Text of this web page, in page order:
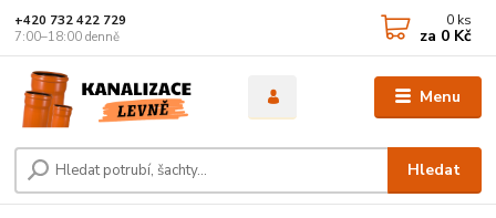
Menu
Hledat
+420 732 422 729
7:00–18:00 denně
0 ks
za 0 Kč